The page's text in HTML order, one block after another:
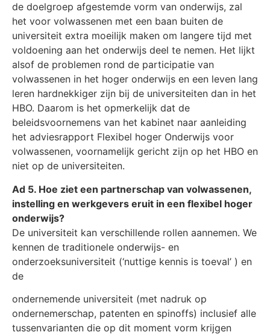
de doelgroep afgestemde vorm van onderwijs, zal
het voor volwassenen met een baan buiten de
universiteit extra moeilijk maken om langere tijd met
voldoening aan het onderwijs deel te nemen. Het lijkt
alsof de problemen rond de participatie van
volwassenen in het hoger onderwijs en een leven lang
leren hardnekkiger zijn bij de universiteiten dan in het
HBO. Daarom is het opmerkelijk dat de
beleidsvoornemens van het kabinet naar aanleiding
het adviesrapport Flexibel hoger Onderwijs voor
volwassenen, voornamelijk gericht zijn op het HBO en
niet op de universiteiten.
Ad 5. Hoe ziet een partnerschap van volwassenen,
instelling en werkgevers eruit in een flexibel hoger
onderwijs?
De universiteit kan verschillende rollen aannemen. We
kennen de traditionele onderwijs- en
onderzoeksuniversiteit (‘nuttige kennis is toeval’ ) en
de
ondernemende universiteit (met nadruk op
ondernemerschap, patenten en spinoffs) inclusief alle
tussenvarianten die op dit moment vorm krijgen